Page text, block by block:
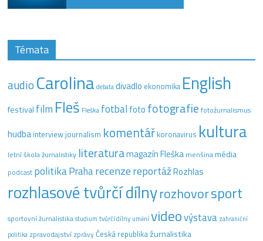
Témata
audio Carolina debata divadlo ekonomika English
festival film Fleš Fleška fotbal foto fotografie fotožurnalismus
hudba interview journalism komentář koronavirus kultura
letní škola žurnalistiky literaturamagazín Fleška menšinamédia
podcast politikaPraharecenzereportážRozhlas
rozhlasové tvůrčí dílnyrozhovorsport
sportovní žurnalistika studium tvůrčí dílny uměnívideovýstava zahraniční
politika zpravodajstvízprávyČeská republikažurnalistika